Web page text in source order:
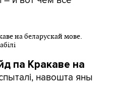
па Кракаве на
навошта яны